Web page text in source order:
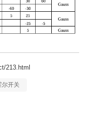
213.html
尔开关